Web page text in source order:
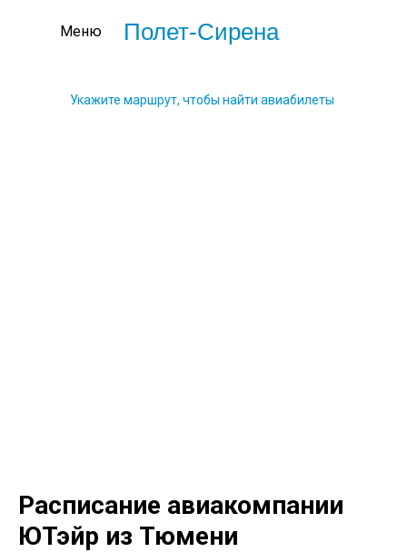
Меню Полет-Сирена
Укажите маршрут, чтобы найти авиабилеты
Расписание авиакомпании
ЮТэйр из Тюмени